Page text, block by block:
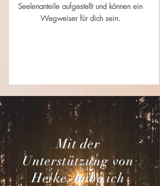
Seelenanteile aufgestellt und können ein
Wegweiser für dich sein.
Aufstellungen
Mit der
Unterstützung von
Heike, habe ich